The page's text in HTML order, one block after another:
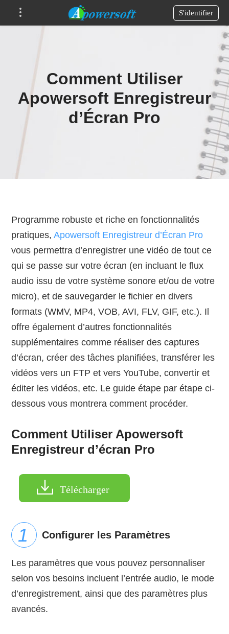
S'identifier
Comment Utiliser
Apowersoft Enregistreur
d’Écran Pro
Programme robuste et riche en fonctionnalités
pratiques,Apowersoft Enregistreur d’Écran Pro
vous permettra d’enregistrer une vidéo de tout ce
qui se passe sur votre écran (en incluant le flux
audio issu de votre système sonore et/ou de votre
micro), et de sauvegarder le fichier en divers
formats (WMV, MP4, VOB, AVI, FLV, GIF, etc.). Il
offre également d’autres fonctionnalités
supplémentaires comme réaliser des captures
d’écran, créer des tâches planifiées, transférer les
vidéos vers un FTP et vers YouTube, convertir et
éditer les vidéos, etc. Le guide étape par étape ci-
dessous vous montrera comment procéder.
Comment Utiliser Apowersoft
Enregistreur d’écran Pro
Télécharger
Configurer les Paramètres
Les paramètres que vous pouvez personnaliser
selon vos besoins incluent l’entrée audio, le mode
d’enregistrement, ainsi que des paramètres plus
avancés.